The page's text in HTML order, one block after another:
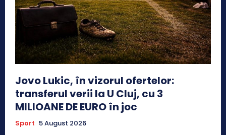
Jovo Lukic, în vizorul ofertelor:
transferul verii la U Cluj, cu 3
MILIOANE DE EURO în joc
Sport 5 August 2026